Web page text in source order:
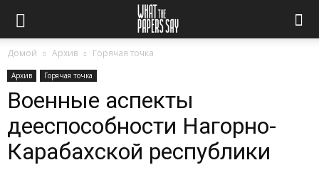
Домой Архив Горячая точка
Архив Горячая точка
Военные аспекты
дееспособности Нагорно-
Карабахской республики